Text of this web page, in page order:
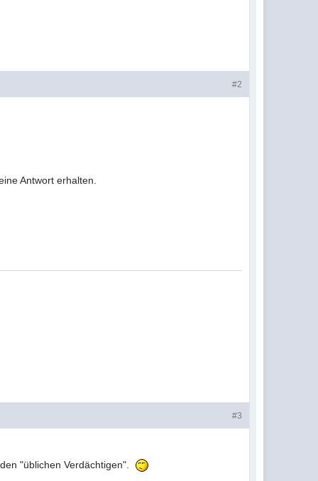
#2
Antwort erhalten.
#3
"üblichen Verdächtigen".